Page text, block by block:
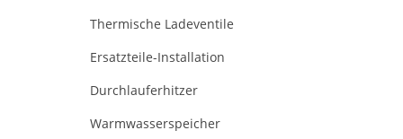
Thermische Ladeventile
Ersatzteile-Installation
Durchlauferhitzer
Warmwasserspeicher